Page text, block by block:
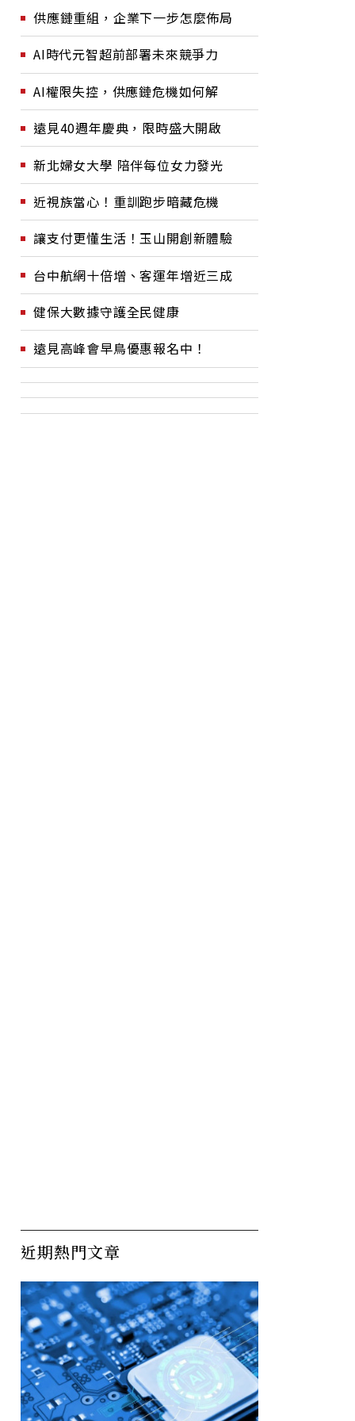
供應鏈重組，企業下一步怎麼佈局
AI時代元智超前部署未來競爭力
AI權限失控，供應鏈危機如何解
遠見40週年慶典，限時盛大開啟
新北婦女大學 陪伴每位女力發光
近視族當心！重訓跑步暗藏危機
讓支付更懂生活！玉山開創新體驗
台中航網十倍增、客運年增近三成
健保大數據守護全民健康
遠見高峰會早鳥優惠報名中！
近期熱門文章